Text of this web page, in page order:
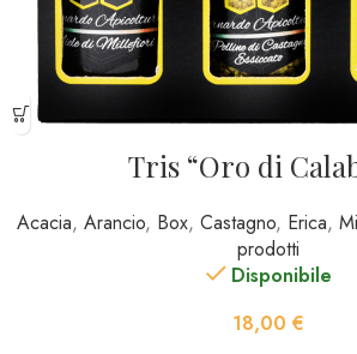
Tris “Oro di
Acacia, Arancio, Box, Castagno, Erica,
prodotti
Disponibile
18,00 €